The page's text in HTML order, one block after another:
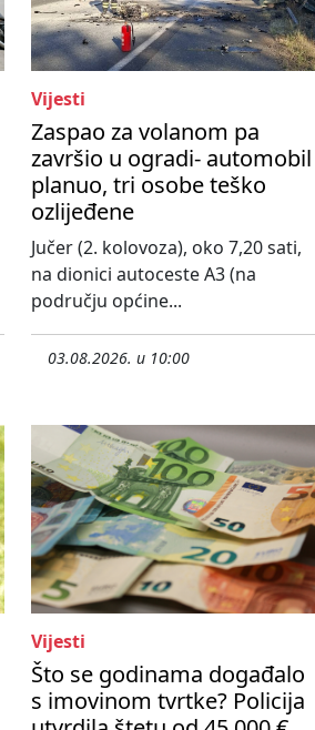
Vijesti
Zaspao za volanom pa
završio u ogradi- automobil
planuo, tri osobe teško
ozlijeđene
Jučer (2. kolovoza), oko 7,20 sati,
na dionici autoceste A3 (na
području općine...
03.08.2026. u 10:00
Vijesti
Što se godinama događalo
s imovinom tvrtke? Policija